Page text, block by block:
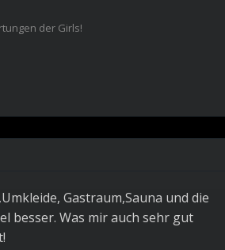
der Girls!
Gastraum,Sauna und die
besser. Was mir auch sehr gut